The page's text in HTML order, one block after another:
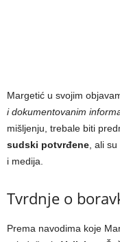
Margetić u svojim
i dokumentovanim
mišljenju, trebale biti
sudski potvrđene , ali
i medija.
Tvrdnje o
Prema navodima koje